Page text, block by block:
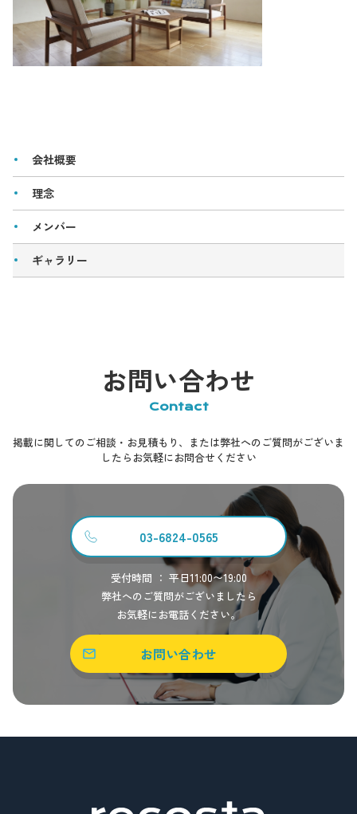
会社概要
理念
メンバー
ギャラリー
お問い合わせ
Contact
掲載に関してのご相談・お見積もり、または弊社へのご質問がございま
したらお気軽にお問合せください
03-6824-0565
受付時間 ： 平日11:00〜19:00
弊社へのご質問がございましたら
お気軽にお電話ください。
お問い合わせ